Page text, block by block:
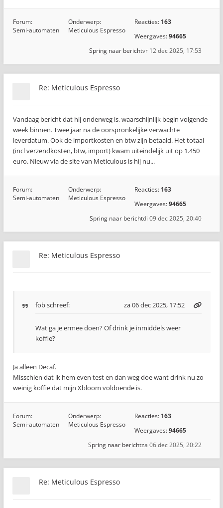
Forum:
Semi-automaten
Onderwerp:
Meticulous Espresso
Reacties: 163
Weergaves:94665
vr 12 dec 2025, 17:53
Spring naar bericht
Re: Meticulous Espresso
Vandaag bericht dat hij onderweg is, waarschijnlijk begin volgende
week binnen. Twee jaar na de oorspronkelijke verwachte
leverdatum. Ook de importkosten en btw zijn betaald. Het totaal
(incl verzendkosten, btw, import) kwam uiteindelijk uit op 1.450
euro. Nieuw via de site van Meticulous is hij nu...
Forum:
Semi-automaten
Onderwerp:
Meticulous Espresso
Reacties: 163
Weergaves:94665
di 09 dec 2025, 20:40
Spring naar bericht
Re: Meticulous Espresso
fobschreef: za 06 dec 2025, 17:52
Wat ga je ermee doen? Of drink je inmiddels weer
koffie?
Ja alleen Decaf.
Misschien dat ik hem even test en dan weg doe want drink nu zo
weinig koffie dat mijn Xbloom voldoende is.
Forum:
Semi-automaten
Onderwerp:
Meticulous Espresso
Reacties: 163
Weergaves:94665
za 06 dec 2025, 20:22
Spring naar bericht
Re: Meticulous Espresso